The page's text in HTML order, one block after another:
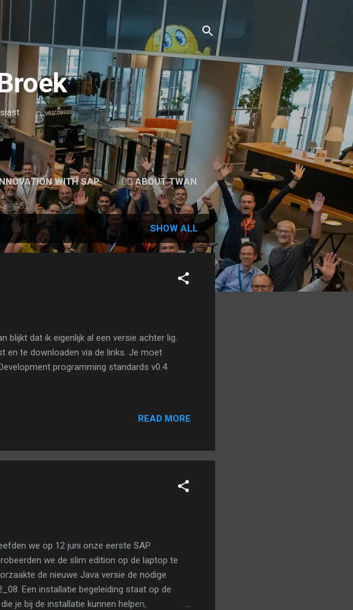
WITH SAP 👉🏻 ABOUT TWAN
SHOW ALL
blijkt dat ik eigenlijk al een versie achter lig.
en te downloaden via de links. Je moet
programming standards v0.4
READ MORE
we op 12 juni onze eerste SAP
we de slim edition op de laptop te
de nieuwe Java versie de nodige
Een installatie begeleiding staat op de
je bij de installatie kunnen helpen,